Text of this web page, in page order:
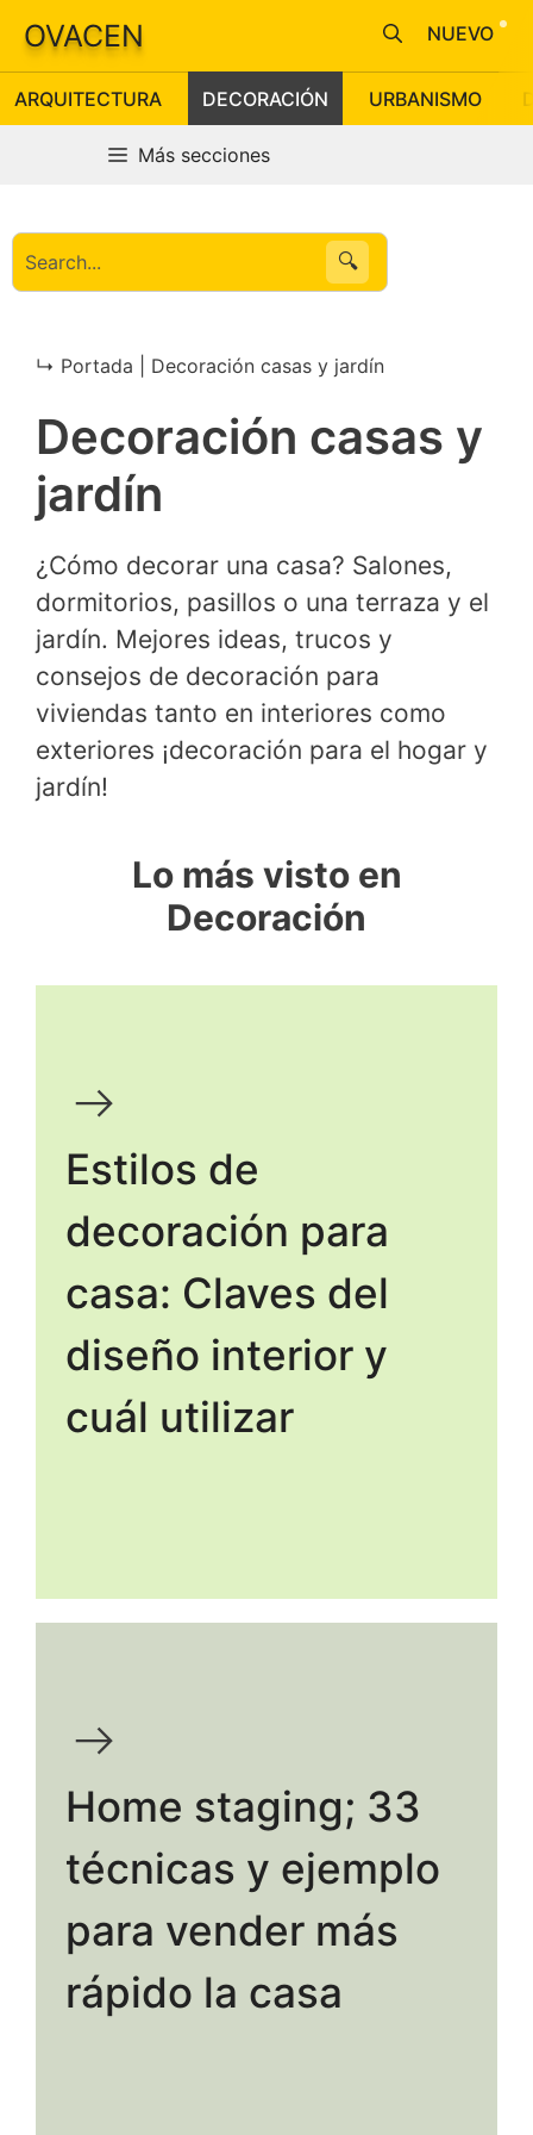
Saltar
contenido
OVACEN
ARQUITECTURA DECORACIÓN URBANISMO
NUEVO
Más secciones
🔍
↳ Portada | Decoración casas y jardín
Decoración casas y
jardín
¿Cómo decorar una casa? Salones,
dormitorios, pasillos o una terraza y el
jardín. Mejores ideas, trucos y
consejos de decoración para
viviendas tanto en interiores como
exteriores ¡decoración para el hogar y
jardín!
Lo más visto en
Decoración
Estilos de
decoración para
casa: Claves del
diseño interior y
cuál utilizar
Home staging; 33
técnicas y ejemplo
para vender más
rápido la casa